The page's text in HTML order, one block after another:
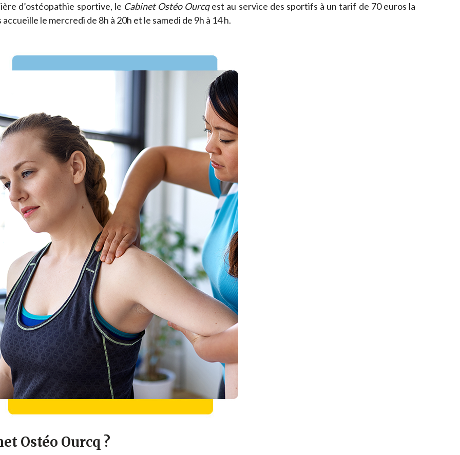
d’ostéopathie sportive, le Cabinet Ostéo Ourcqest au service des sportifs à un tarif de 70 euros la
accueille le mercredi de 8h à 20h et le samedi de 9h à 14 h.
Ostéo Ourcq ?